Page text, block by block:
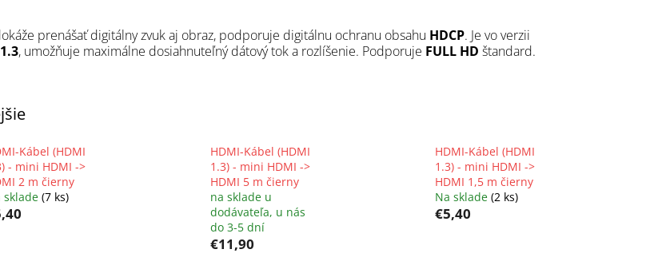
prenášať digitálny zvuk aj obraz, podporuje digitálnu ochranu obsahu HDCP. Je vo verzii
, umožňuje maximálne dosiahnuteľný dátový tok a rozlíšenie. Podporuje FULL HD štandard.
Kábel (HDMI
- mini HDMI ->
2 m čierny
sklade (7 ks)
HDMI-Kábel (HDMI
1.3) - mini HDMI ->
HDMI 5 m čierny
na sklade u
dodávateľa, u nás
do 3-5 dní
€11,90
HDMI-Kábel (HDMI
1.3) - mini HDMI ->
HDMI 1,5 m čierny
Na sklade (2 ks)
€5,40